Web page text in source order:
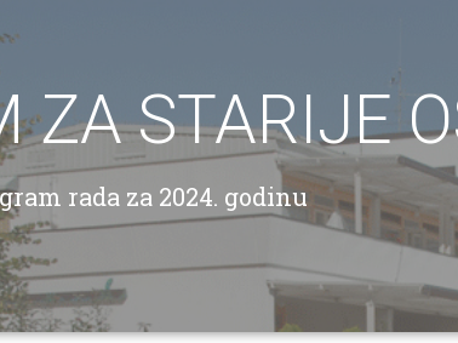
ZA STARIJE
rada za 2024. godinu